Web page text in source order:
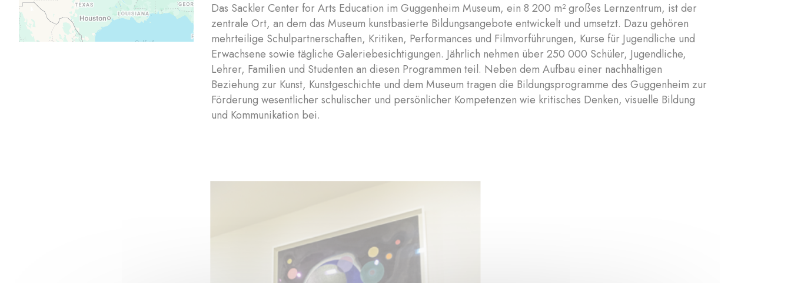
Das Sackler Center for Arts Education im Guggenheim Museum, ein 8 200 m² großes Lernzentrum, ist der
zentrale Ort, an dem das Museum kunstbasierte Bildungsangebote entwickelt und umsetzt. Dazu gehören
mehrteilige Schulpartnerschaften, Kritiken, Performances und Filmvorführungen, Kurse für Jugendliche und
Erwachsene sowie tägliche Galeriebesichtigungen. Jährlich nehmen über 250 000 Schüler, Jugendliche,
Lehrer, Familien und Studenten an diesen Programmen teil. Neben dem Aufbau einer nachhaltigen
Beziehung zur Kunst, Kunstgeschichte und dem Museum tragen die Bildungsprogramme des Guggenheim zur
Förderung wesentlicher schulischer und persönlicher Kompetenzen wie kritisches Denken, visuelle Bildung
und Kommunikation bei.